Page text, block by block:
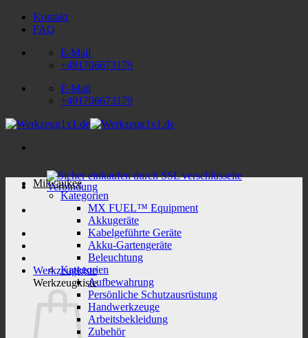
Zum
Inhalt
Kontakt
FAQ
E-Mail
+491706673179
E-Mail
+491706673179
Werkzeugkiste
Werkzeugkiste
Milwaukee
Kategorien
MX FUEL™ Equipment
Akkugeräte
Kabelgeführte Geräte
Akku-Gartengeräte
Beleuchtung
Kategorien
Aufbewahrung
Persönliche Schutzausrüstung
Handwerkzeuge
Arbeitsbekleidung
Zubehör